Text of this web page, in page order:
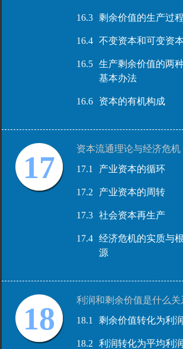
16.3 剩余价值的生产过程
16.4 不变资本和可变资
16.5
生产剩余价值的两种
基本办法
16.6 资本的有机构成
17
资本流通理论与经济危机
17.1
产业资本的循环
17.2 产业资本的周转
17.3 社会资本再生产
17.4
经济危机的实质与根
源
18
利润和剩余价值是什么关
18.1
剩余价值转化为利润
18.2 利润转化为平均利润